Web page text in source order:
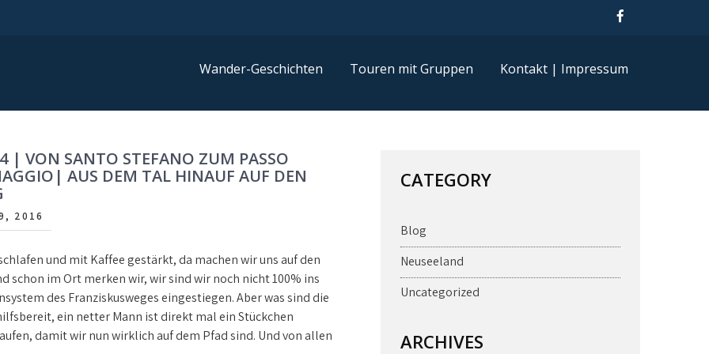
Wander-Geschichten Touren mit Gruppen Kontakt | Impressum
| VON SANTO STEFANO ZUM PASSO
AUS DEM TAL HINAUF AUF DEN
2016
und mit Kaffee gestärkt, da machen wir uns auf den
schon im Ort merken wir, wir sind wir noch nicht 100% ins
des Franziskusweges eingestiegen. Aber was sind die
ein netter Mann ist direkt mal ein Stückchen
damit wir nun wirklich auf dem Pfad sind. Und von allen
CATEGORY
Blog
Neuseeland
Uncategorized
ARCHIVES